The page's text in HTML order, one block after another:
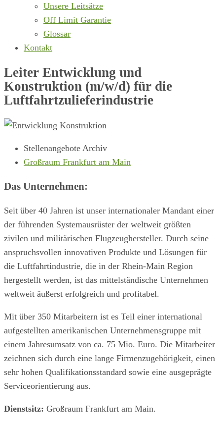
Unsere Leitsätze
Off Limit Garantie
Glossar
Kontakt
Leiter Entwicklung und
Konstruktion (m/w/d) für die
Luftfahrtzulieferindustrie
Stellenangebote Archiv
Großraum Frankfurt am Main
Das Unternehmen:
Seit über 40 Jahren ist unser internationaler Mandant einer
der führenden Systemausrüster der weltweit größten
zivilen und militärischen Flugzeughersteller. Durch seine
anspruchsvollen innovativen Produkte und Lösungen für
die Luftfahrtindustrie, die in der Rhein-Main Region
hergestellt werden, ist das mittelständische Unternehmen
weltweit äußerst erfolgreich und profitabel.
Mit über 350 Mitarbeitern ist es Teil einer international
aufgestellten amerikanischen Unternehmensgruppe mit
einem Jahresumsatz von ca. 75 Mio. Euro. Die Mitarbeiter
zeichnen sich durch eine lange Firmenzugehörigkeit, einen
sehr hohen Qualifikationsstandard sowie eine ausgeprägte
Serviceorientierung aus.
Dienstsitz: Großraum Frankfurt am Main.